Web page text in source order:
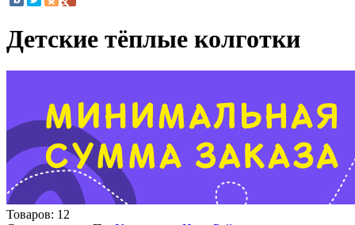
Детские тёплые колготки
Товаров: 12